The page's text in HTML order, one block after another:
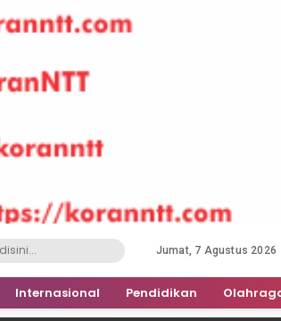
Jumat, 7 Agustus 2026
Internasional Pendidikan